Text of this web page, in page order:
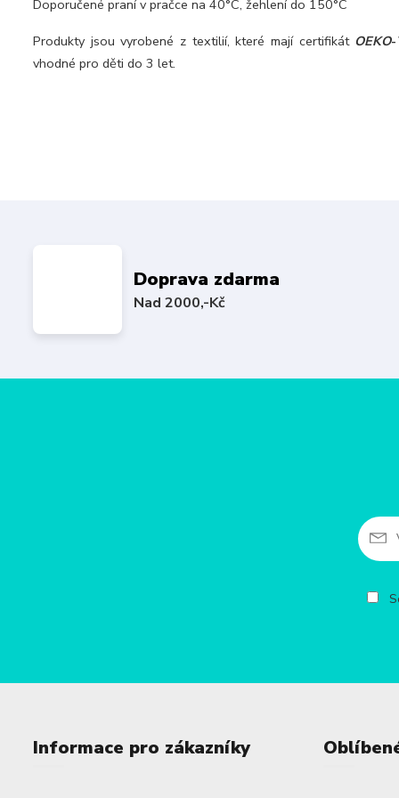
Doporučené praní v pračce na 40°C, žehlení do 150°C
Produkty jsou vyrobené z textilií, které mají certifikát OEKO-
vhodné pro děti do 3 let.
Doprava zdarma
Nad 2000,-Kč
Informace pro zákazníky